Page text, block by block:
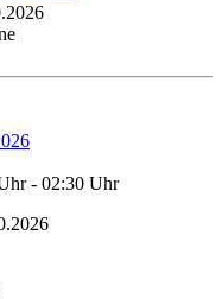
- 02:30 Uhr